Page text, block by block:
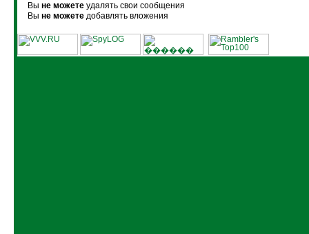
Вы не можетеудалять свои сообщения
Вы не можетедобавлять вложения